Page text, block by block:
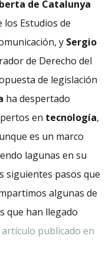
de Catalunya
los Estudios de
y Sergio
de Derecho del
de legislación
ha despertado
en tecnología,
es un marco
lagunas en su
siguientes pasos que
algunas de
que han llegado
publicado en